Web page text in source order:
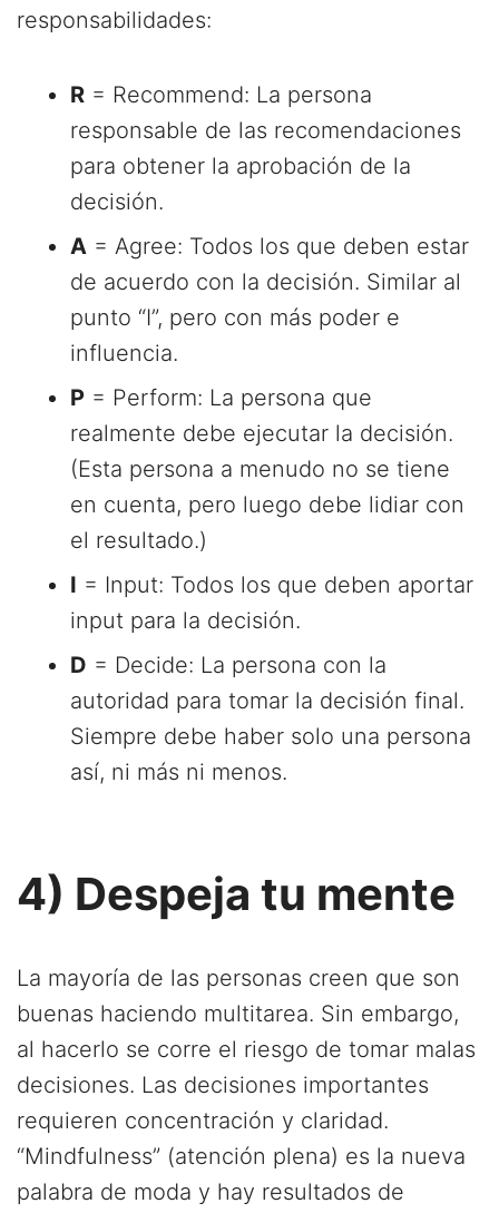
responsabilidades:
R = Recommend: La persona
responsable de las recomendaciones
para obtener la aprobación de la
decisión.
A = Agree: Todos los que deben estar
de acuerdo con la decisión. Similar al
punto “I”, pero con más poder e
influencia.
P = Perform: La persona que
realmente debe ejecutar la decisión.
(Esta persona a menudo no se tiene
en cuenta, pero luego debe lidiar con
el resultado.)
I = Input: Todos los que deben aportar
input para la decisión.
D = Decide: La persona con la
autoridad para tomar la decisión final.
Siempre debe haber solo una persona
así, ni más ni menos.
4) Despeja tu mente
La mayoría de las personas creen que son
buenas haciendo multitarea. Sin embargo,
al hacerlo se corre el riesgo de tomar malas
decisiones. Las decisiones importantes
requieren concentración y claridad.
“Mindfulness” (atención plena) es la nueva
palabra de moda y hay resultados de